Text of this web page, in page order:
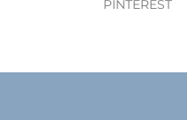
PINTEREST